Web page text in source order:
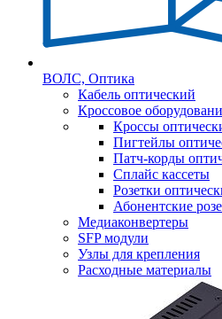
ВОЛС, Оптика
Кабель оптический
Кроссовое
Кроссы
Пигтейлы
Патч-корды
Сплайс кассеты
Розетки
Абонентские
Медиаконвертеры
SFP модули
Узлы для крепления
Расходные материалы